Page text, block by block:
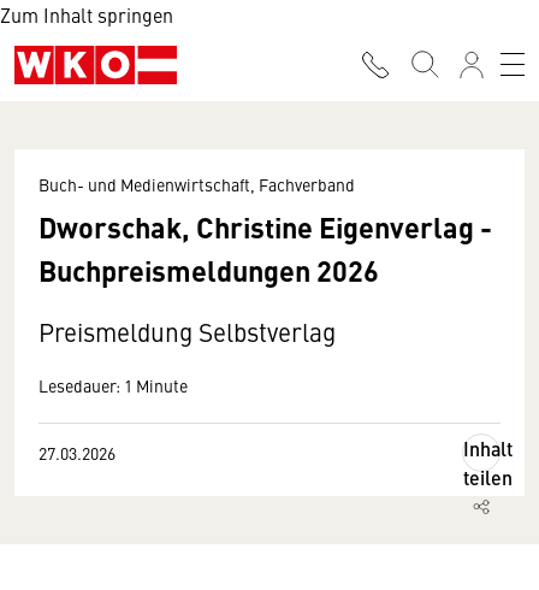
Zum Inhalt springen
Buch- und Medienwirtschaft, Fachverband
Dworschak, Christine Eigenverlag -
Buchpreismeldungen 2026
Preismeldung Selbstverlag
Lesedauer: 1 Minute
27.03.2026
Inhalt
teilen